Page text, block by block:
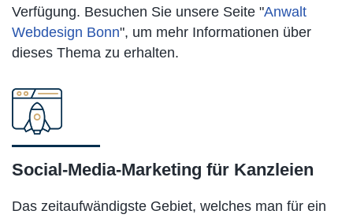
Verfügung. Besuchen Sie unsere Seite "Anwalt
Webdesign Bonn", um mehr Informationen über
dieses Thema zu erhalten.
Social-Media-Marketing für Kanzleien
Das zeitaufwändigste Gebiet, welches man für ein